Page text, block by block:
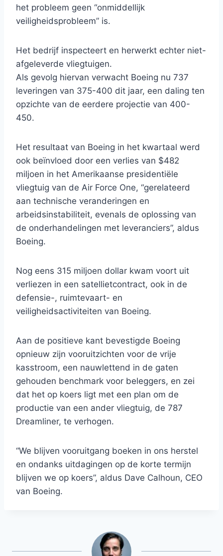
het probleem geen “onmiddellijk
veiligheidsprobleem” is.
Het bedrijf inspecteert en herwerkt echter niet-
afgeleverde vliegtuigen.
Als gevolg hiervan verwacht Boeing nu 737
leveringen van 375-400 dit jaar, een daling ten
opzichte van de eerdere projectie van 400-
450.
Het resultaat van Boeing in het kwartaal werd
ook beïnvloed door een verlies van $482
miljoen in het Amerikaanse presidentiële
vliegtuig van de Air Force One, “gerelateerd
aan technische veranderingen en
arbeidsinstabiliteit, evenals de oplossing van
de onderhandelingen met leveranciers”, aldus
Boeing.
Nog eens 315 miljoen dollar kwam voort uit
verliezen in een satellietcontract, ook in de
defensie-, ruimtevaart- en
veiligheidsactiviteiten van Boeing.
Aan de positieve kant bevestigde Boeing
opnieuw zijn vooruitzichten voor de vrije
kasstroom, een nauwlettend in de gaten
gehouden benchmark voor beleggers, en zei
dat het op koers ligt met een plan om de
productie van een ander vliegtuig, de 787
Dreamliner, te verhogen.
“We blijven vooruitgang boeken in ons herstel
en ondanks uitdagingen op de korte termijn
blijven we op koers”, aldus Dave Calhoun, CEO
van Boeing.